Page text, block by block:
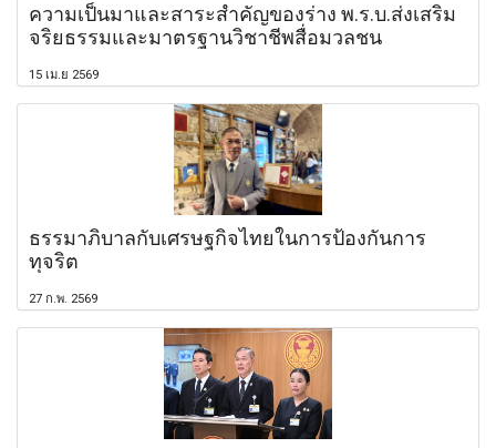
ความเป็นมาและสาระสำคัญของร่าง พ.ร.บ.ส่งเสริม
จริยธรรมและมาตรฐานวิชาชีพสื่อมวลชน
15 เม.ย 2569
ธรรมาภิบาลกับเศรษฐกิจไทยในการป้องกันการ
ทุจริต
27 ก.พ. 2569